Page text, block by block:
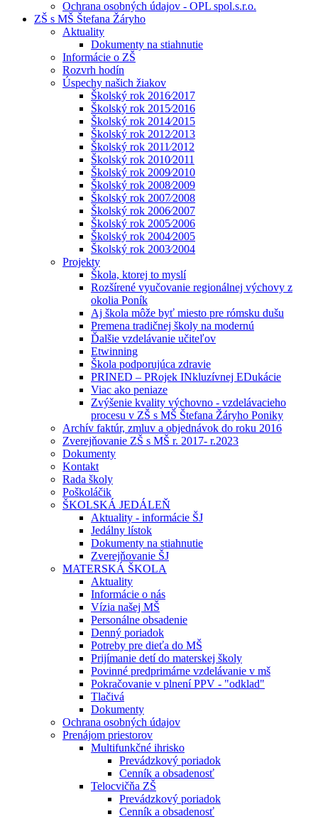
Ochrana osobných údajov - OPL spol.s.r.o.
ZŠ s MŠ Štefana Žáryho
Aktuality
Dokumenty na stiahnutie
Informácie o ZŠ
Rozvrh hodín
Úspechy našich žiakov
Školský rok 2016⁄2017
Školský rok 2015⁄2016
Školský rok 2014⁄2015
Školský rok 2012⁄2013
Školský rok 2011⁄2012
Školský rok 2010⁄2011
Školský rok 2009⁄2010
Školský rok 2008⁄2009
Školský rok 2007⁄2008
Školský rok 2006⁄2007
Školský rok 2005⁄2006
Školský rok 2004⁄2005
Školský rok 2003⁄2004
Projekty
Škola, ktorej to myslí
Rozšírené vyučovanie regionálnej výchovy z
okolia Poník
Aj škola môže byť miesto pre rómsku dušu
Premena tradičnej školy na modernú
Ďalšie vzdelávanie učiteľov
Etwinning
Škola podporujúca zdravie
PRINED – PRojek INkluzívnej EDukácie
Viac ako peniaze
Zvýšenie kvality výchovno - vzdelávacieho
procesu v ZŠ s MŠ Štefana Žáryho Poniky
Archív faktúr, zmluv a objednávok do roku 2016
Zverejňovanie ZŠ s MŠ r. 2017- r.2023
Dokumenty
Kontakt
Rada školy
Poškoláčik
ŠKOLSKÁ JEDÁLEŇ
Aktuality - informácie ŠJ
Jedálny lístok
Dokumenty na stiahnutie
Zverejňovanie ŠJ
MATERSKÁ ŠKOLA
Aktuality
Informácie o nás
Vízia našej MŠ
Personálne obsadenie
Denný poriadok
Potreby pre dieťa do MŠ
Prijímanie detí do materskej školy
Povinné predprimárne vzdelávanie v mš
Pokračovanie v plnení PPV - "odklad"
Tlačivá
Dokumenty
Ochrana osobných údajov
Prenájom priestorov
Multifunkčné ihrisko
Prevádzkový poriadok
Cenník a obsadenosť
Telocvičňa ZŠ
Prevádzkový poriadok
Cenník a obsadenosť